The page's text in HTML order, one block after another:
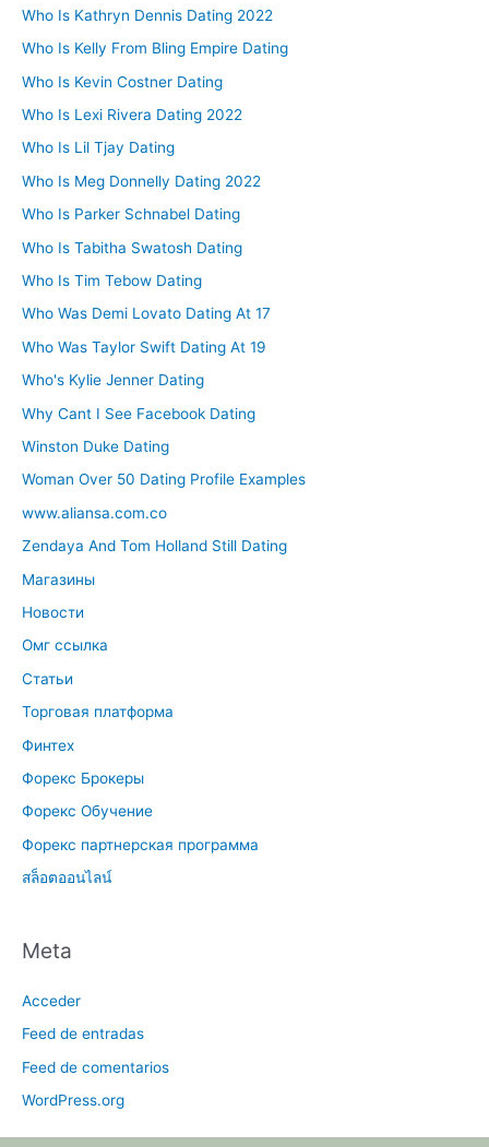
Who Is Kathryn Dennis Dating 2022
Who Is Kelly From Bling Empire Dating
Who Is Kevin Costner Dating
Who Is Lexi Rivera Dating 2022
Who Is Lil Tjay Dating
Who Is Meg Donnelly Dating 2022
Who Is Parker Schnabel Dating
Who Is Tabitha Swatosh Dating
Who Is Tim Tebow Dating
Who Was Demi Lovato Dating At 17
Who Was Taylor Swift Dating At 19
Who's Kylie Jenner Dating
Why Cant I See Facebook Dating
Winston Duke Dating
Woman Over 50 Dating Profile Examples
www.aliansa.com.co
Zendaya And Tom Holland Still Dating
Магазины
Новости
Омг ссылка
Статьи
Торговая платформа
Финтех
Форекс Брокеры
Форекс Обучение
Форекс партнерская программа
สล็อตออนไลน์
Meta
Acceder
Feed de entradas
Feed de comentarios
WordPress.org